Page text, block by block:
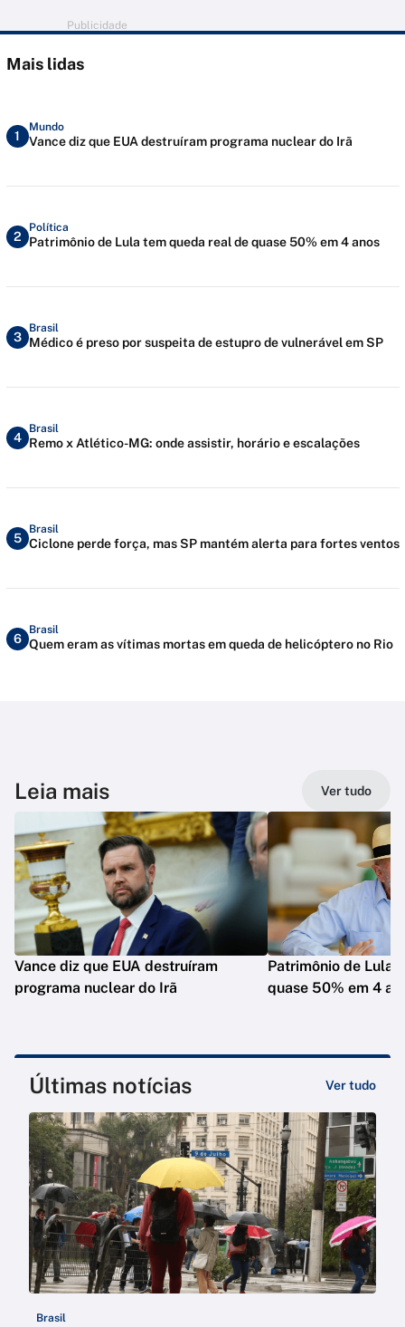
Publicidade
Mais lidas
1
Mundo
Vance diz que EUA destruíram programa nuclear do Irã
2
Política
Patrimônio de Lula tem queda real de quase 50% em 4 anos
3
Brasil
Médico é preso por suspeita de estupro de vulnerável em SP
4
Brasil
Remo x Atlético-MG: onde assistir, horário e escalações
5
Brasil
Ciclone perde força, mas SP mantém alerta para fortes ventos
6
Brasil
Quem eram as vítimas mortas em queda de helicóptero no Rio
Leia mais Ver tudo
Vance diz que EUA destruíram
programa nuclear do Irã
Patrimônio de Lula
quase 50% em 4
Últimas notícias Ver tudo
Brasil